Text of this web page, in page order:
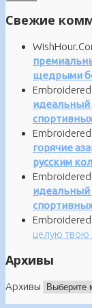
Свежие
щедрыми
горячие
русским
целую твою
Архивы
Архивы